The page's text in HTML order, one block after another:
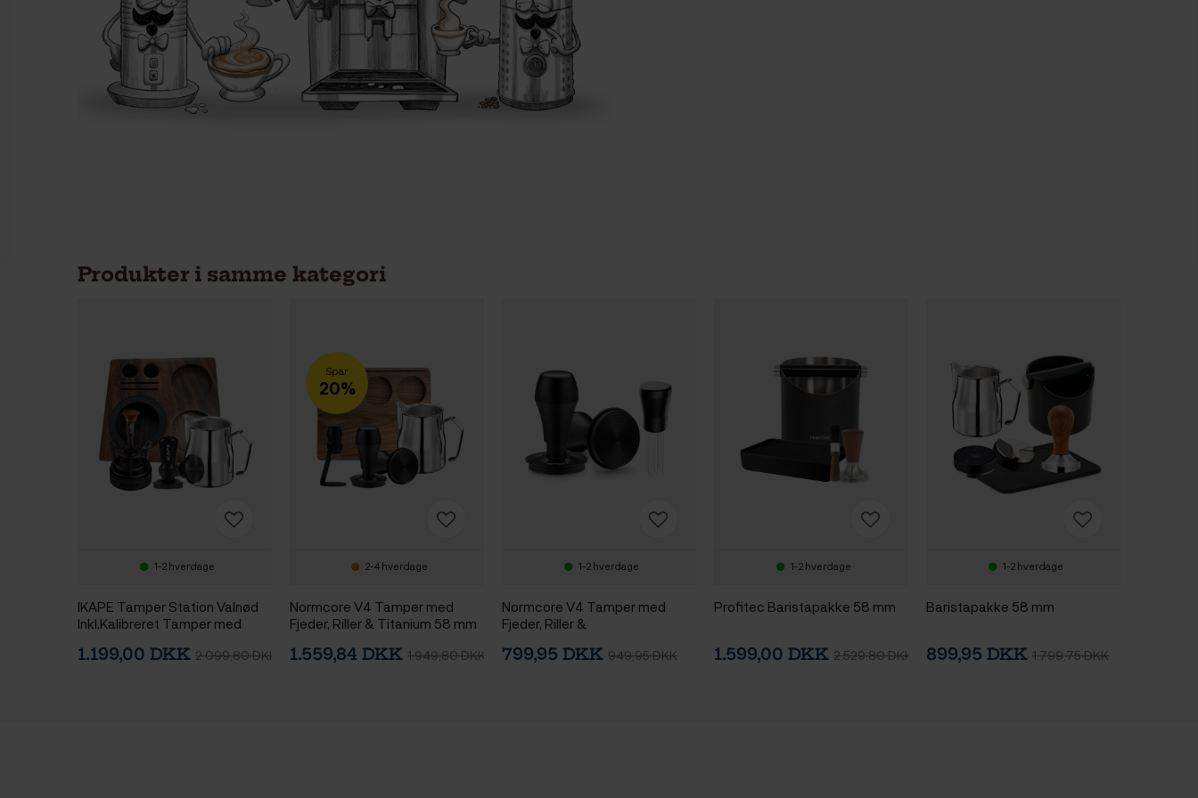
Produkter i samme kategori
1-2 hverdage
IKAPE Tamper Station Valnød
Inkl.Kalibreret Tamper med
Roterende WDT tool &
1.199,00 DKK 2.099,80 DKK
Spar
20%
2-4 hverdage
Normcore V4 Tamper med
Fjeder, Riller & Titanium 58 mm
Holder, Tampermåtte Valnød &
1.559,84 DKK 1.949,80 DKK
1-2 hverdage
Normcore V4 Tamper med
Fjeder, Riller &
Inkl. WDT Tool V2 Sort
799,95 DKK 949,95 DKK
1-2 hverdage
Profitec Baristapakke 58 mm
1.599,00 DKK 2.529,80 DKK
1-2 hverdage
Baristapakke 58 mm
899,95 DKK 1.799,75 DKK